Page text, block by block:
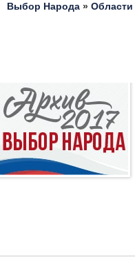
Выбор Народа » Области